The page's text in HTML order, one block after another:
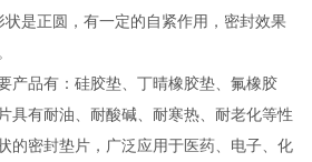
是正圆，有一定的自紧作用，密封效果
产品有：硅胶垫、丁晴橡胶垫、氟橡胶
具有耐油、耐酸碱、耐寒热、耐老化等性
的密封垫片，广泛应用于医药、电子、化